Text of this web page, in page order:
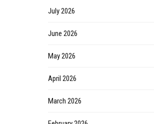
July 2026
June 2026
May 2026
April 2026
March 2026